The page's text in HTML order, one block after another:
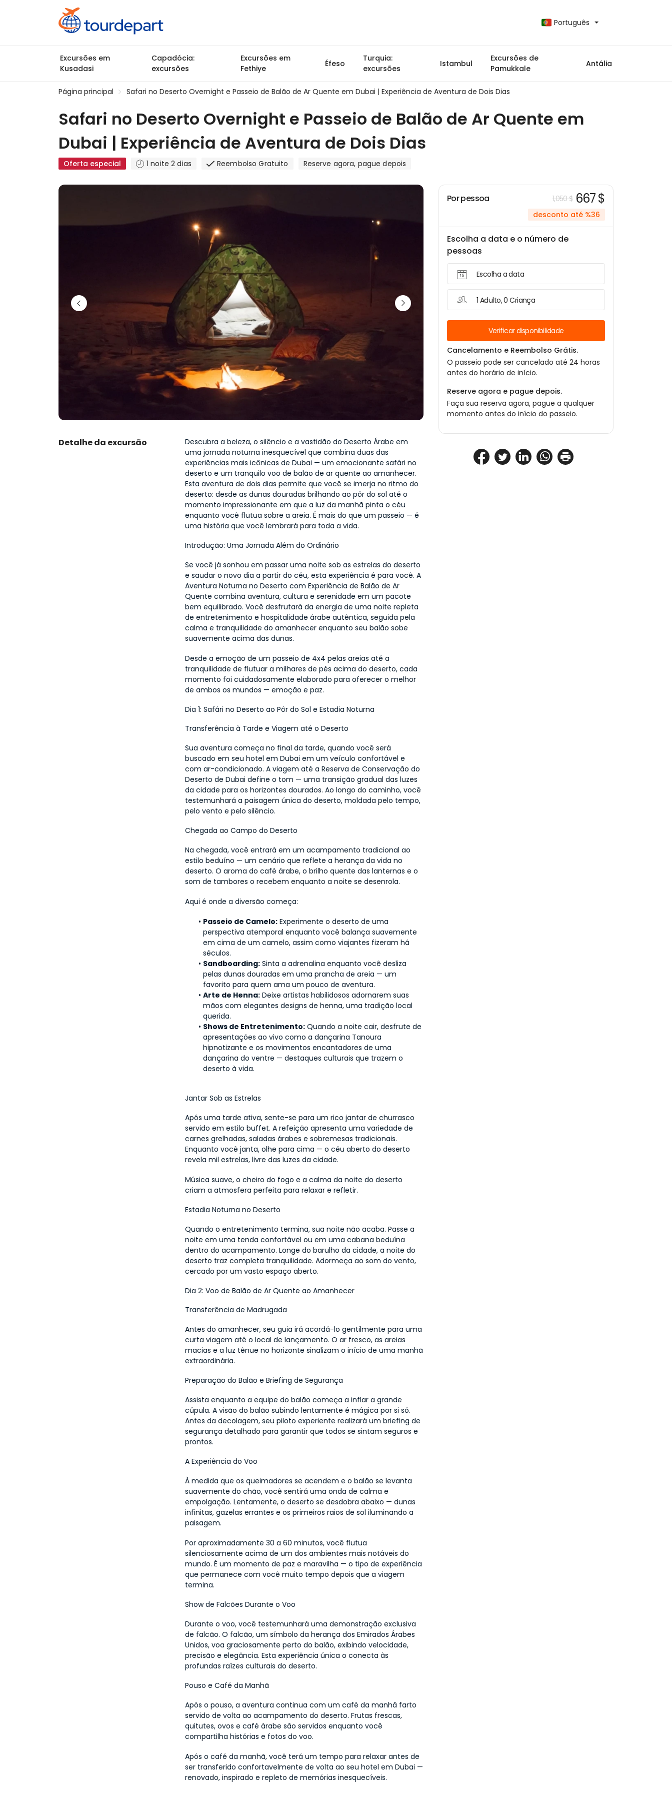
Português
Excursões em
Kusadasi
Capadócia:
excursões
Excursões em
Fethiye
Éfeso
Turquia:
excursões
Istambul
Excursões de
Pamukkale
Antália
Página principal Safari no Deserto Overnight e Passeio de Balão de Ar Quente em Dubai | Experiência de Aventura de Dois Dias
Safari no Deserto Overnight e Passeio de Balão de Ar Quente em
Dubai | Experiência de Aventura de Dois Dias
Oferta especial 1 noite 2 dias Reembolso Gratuito Reserve agora, pague depois
Detalhe da excursão
Descubra a beleza, o silêncio e a vastidão do Deserto Árabe em
uma jornada noturna inesquecível que combina duas das
experiências mais icônicas de Dubai — um emocionante safári no
deserto e um tranquilo voo de balão de ar quente ao amanhecer.
Esta aventura de dois dias permite que você se imerja no ritmo do
deserto: desde as dunas douradas brilhando ao pôr do sol até o
momento impressionante em que a luz da manhã pinta o céu
enquanto você flutua sobre a areia. É mais do que um passeio — é
uma história que você lembrará para toda a vida.
Introdução: Uma Jornada Além do Ordinário
Se você já sonhou em passar uma noite sob as estrelas do deserto
e saudar o novo dia a partir do céu, esta experiência é para você. A
Aventura Noturna no Deserto com Experiência de Balão de Ar
Quente combina aventura, cultura e serenidade em um pacote
bem equilibrado. Você desfrutará da energia de uma noite repleta
de entretenimento e hospitalidade árabe autêntica, seguida pela
calma e tranquilidade do amanhecer enquanto seu balão sobe
suavemente acima das dunas.
Desde a emoção de um passeio de 4x4 pelas areias até a
tranquilidade de flutuar a milhares de pés acima do deserto, cada
momento foi cuidadosamente elaborado para oferecer o melhor
de ambos os mundos — emoção e paz.
Dia 1: Safári no Deserto ao Pôr do Sol e Estadia Noturna
Transferência à Tarde e Viagem até o Deserto
Sua aventura começa no final da tarde, quando você será
buscado em seu hotel em Dubai em um veículo confortável e
com ar-condicionado. A viagem até a Reserva de Conservação do
Deserto de Dubai define o tom — uma transição gradual das luzes
da cidade para os horizontes dourados. Ao longo do caminho, você
testemunhará a paisagem única do deserto, moldada pelo tempo,
pelo vento e pelo silêncio.
Chegada ao Campo do Deserto
Na chegada, você entrará em um acampamento tradicional ao
estilo beduíno — um cenário que reflete a herança da vida no
deserto. O aroma do café árabe, o brilho quente das lanternas e o
som de tambores o recebem enquanto a noite se desenrola.
Aqui é onde a diversão começa:
Passeio de Camelo: Experimente o deserto de uma
perspectiva atemporal enquanto você balança suavemente
em cima de um camelo, assim como viajantes fizeram há
séculos.
Sandboarding: Sinta a adrenalina enquanto você desliza
pelas dunas douradas em uma prancha de areia — um
favorito para quem ama um pouco de aventura.
Arte de Henna: Deixe artistas habilidosos adornarem suas
mãos com elegantes designs de henna, uma tradição local
querida.
Shows de Entretenimento: Quando a noite cair, desfrute de
apresentações ao vivo como a dançarina Tanoura
hipnotizante e os movimentos encantadores de uma
dançarina do ventre — destaques culturais que trazem o
deserto à vida.
Jantar Sob as Estrelas
Após uma tarde ativa, sente-se para um rico jantar de churrasco
servido em estilo buffet. A refeição apresenta uma variedade de
carnes grelhadas, saladas árabes e sobremesas tradicionais.
Enquanto você janta, olhe para cima — o céu aberto do deserto
revela mil estrelas, livre das luzes da cidade.
Música suave, o cheiro do fogo e a calma da noite do deserto
criam a atmosfera perfeita para relaxar e refletir.
Estadia Noturna no Deserto
Quando o entretenimento termina, sua noite não acaba. Passe a
noite em uma tenda confortável ou em uma cabana beduína
dentro do acampamento. Longe do barulho da cidade, a noite do
deserto traz completa tranquilidade. Adormeça ao som do vento,
cercado por um vasto espaço aberto.
Dia 2: Voo de Balão de Ar Quente ao Amanhecer
Transferência de Madrugada
Antes do amanhecer, seu guia irá acordá-lo gentilmente para uma
curta viagem até o local de lançamento. O ar fresco, as areias
macias e a luz tênue no horizonte sinalizam o início de uma manhã
extraordinária.
Preparação do Balão e Briefing de Segurança
Assista enquanto a equipe do balão começa a inflar a grande
cúpula. A visão do balão subindo lentamente é mágica por si só.
Antes da decolagem, seu piloto experiente realizará um briefing de
segurança detalhado para garantir que todos se sintam seguros e
prontos.
A Experiência do Voo
À medida que os queimadores se acendem e o balão se levanta
suavemente do chão, você sentirá uma onda de calma e
empolgação. Lentamente, o deserto se desdobra abaixo — dunas
infinitas, gazelas errantes e os primeiros raios de sol iluminando a
paisagem.
Por aproximadamente 30 a 60 minutos, você flutua
silenciosamente acima de um dos ambientes mais notáveis do
mundo. É um momento de paz e maravilha — o tipo de experiência
que permanece com você muito tempo depois que a viagem
termina.
Show de Falcões Durante o Voo
Durante o voo, você testemunhará uma demonstração exclusiva
de falcão. O falcão, um símbolo da herança dos Emirados Árabes
Unidos, voa graciosamente perto do balão, exibindo velocidade,
precisão e elegância. Esta experiência única o conecta às
profundas raízes culturais do deserto.
Pouso e Café da Manhã
Após o pouso, a aventura continua com um café da manhã farto
servido de volta ao acampamento do deserto. Frutas frescas,
quitutes, ovos e café árabe são servidos enquanto você
compartilha histórias e fotos do voo.
Após o café da manhã, você terá um tempo para relaxar antes de
ser transferido confortavelmente de volta ao seu hotel em Dubai —
renovado, inspirado e repleto de memórias inesquecíveis.
Por pessoa 1,050 $ 667 $
desconto até %36
Escolha a data e o número de
pessoas
Escolha a data
1 Adulto, 0 Criança
Verificar disponibilidade
Cancelamento e Reembolso Grátis.
O passeio pode ser cancelado até 24 horas
antes do horário de início.
Reserve agora e pague depois.
Faça sua reserva agora, pague a qualquer
momento antes do início do passeio.